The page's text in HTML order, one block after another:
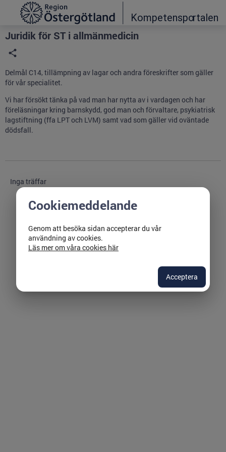
Grade
Portal
Juridik för ST i allmänmedicin
Delmål C14, tillämpning av lagar och andra föreskrifter som gäller
för vår specialitet.
Vi har försökt tänka på vad man har nytta av i vardagen och har
föreläsningar kring barnskydd, god man och förvaltare, psykiatrisk
lagstiftning (ffa LPT och LVM) samt vad som gäller vid oväntade
dödsfall.
Inga träffar
Cookiemeddelande
Genom att besöka sidan accepterar du vår
användning av cookies.
Läs mer om våra cookies här
Acceptera